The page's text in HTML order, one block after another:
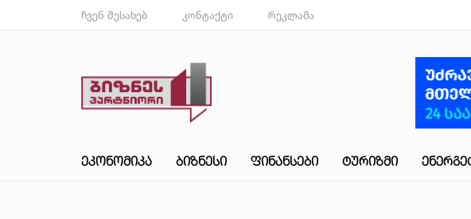
ჩვენ შესახებ კონტაქტი რეკლამა
ᲔᲙᲝᲜᲝᲛᲘᲙᲐ ᲑᲘᲖᲜᲔᲡᲘ ᲤᲘᲜᲐᲜᲡᲔᲑᲘ ᲢᲣᲠᲘᲖᲛᲘ